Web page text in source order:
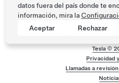
Tesla ©
Privacidad
Llamadas a
datos fuera del país donde te
información, mira la
Aceptar
Rechazar